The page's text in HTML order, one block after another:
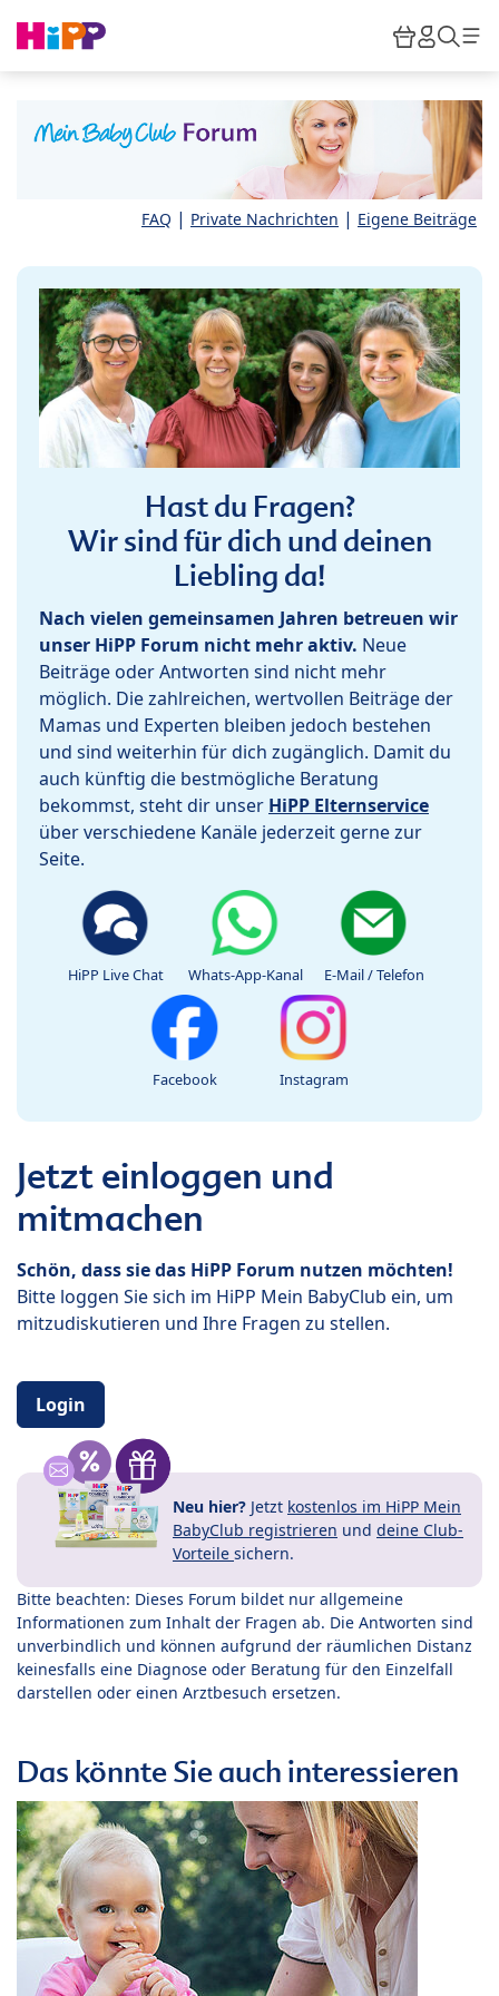
HiPP
FAQ | Private Nachrichten | Eigene Beiträge
Hast du Fragen?
Wir sind für dich und deinen
Liebling da!
Nach vielen gemeinsamen Jahren betreuen wir
unser HiPP Forum nicht mehr aktiv. Neue
Beiträge oder Antworten sind nicht mehr
möglich. Die zahlreichen, wertvollen Beiträge der
Mamas und Experten bleiben jedoch bestehen
und sind weiterhin für dich zugänglich. Damit du
auch künftig die bestmögliche Beratung
bekommst, steht dir unser HiPP Elternservice
über verschiedene Kanäle jederzeit gerne zur
Seite.
HiPP Live Chat Whats-App-Kanal E-Mail / Telefon
Facebook Instagram
Jetzt einloggen und
mitmachen
Schön, dass sie das HiPP Forum nutzen möchten!
Bitte loggen Sie sich im HiPP Mein BabyClub ein, um
mitzudiskutieren und Ihre Fragen zu stellen.
Login
Neu hier? Jetzt kostenlos im HiPP Mein
BabyClub registrieren und deine Club-
Vorteile sichern.
Bitte beachten: Dieses Forum bildet nur allgemeine
Informationen zum Inhalt der Fragen ab. Die Antworten sind
unverbindlich und können aufgrund der räumlichen Distanz
keinesfalls eine Diagnose oder Beratung für den Einzelfall
darstellen oder einen Arztbesuch ersetzen.
Das könnte Sie auch interessieren